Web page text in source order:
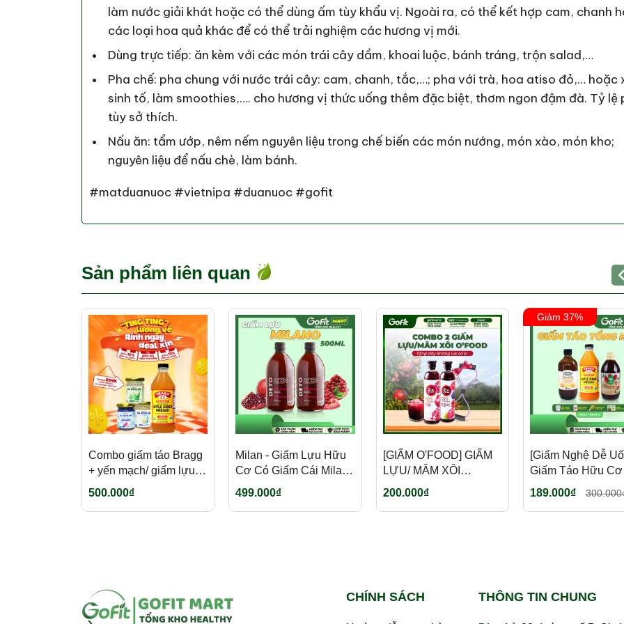
làm nước giải khát hoặc có thể dùng ấm tùy khẩu vị. Ngoài ra, có thể kết hợp cam, chanh
các loại hoa quả khác để có thể trải nghiệm các hương vị mới.
Dùng trực tiếp: ăn kèm với các món trái cây dầm, khoai luộc, bánh tráng, trộn salad,…
Pha chế: pha chung với nước trái cây: cam, chanh, tắc,…; pha với trà, hoa atiso đỏ,… hoặc
sinh tố, làm smoothies,…. cho hương vị thức uống thêm đặc biệt, thơm ngon đậm đà. Tỷ lệ
tùy sở thích.
Nấu ăn: tẩm ướp, nêm nếm nguyên liệu trong chế biến các món nướng, món xào, món kho;
nguyên liệu để nấu chè, làm bánh.
#matduanuoc #vietnipa #duanuoc #gofit
Sản phẩm liên quan
Combo giấm táo Bragg
+ yến mạch/ giấm lựu/
seamoss gel/ mì rau củ
500.000₫
Milan - Giấm Lựu Hữu
Cơ Có Giấm Cái Milan
500ml
499.000₫
[GIẤM O'FOOD] GIẤM
LỰU/ MÂM XÔI
HONGCHO hữu cơ
200.000₫
Giảm 37%
[Giấm Nghệ Dễ
Giấm Táo Hữu Cơ
Barnes Organic Có
189.000₫
CHÍNH SÁCH THÔNG TIN CHUNG